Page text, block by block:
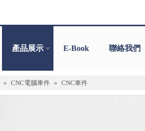
產品展示 E-Book 聯絡我們
» CNC電腦車件 » CNC車件